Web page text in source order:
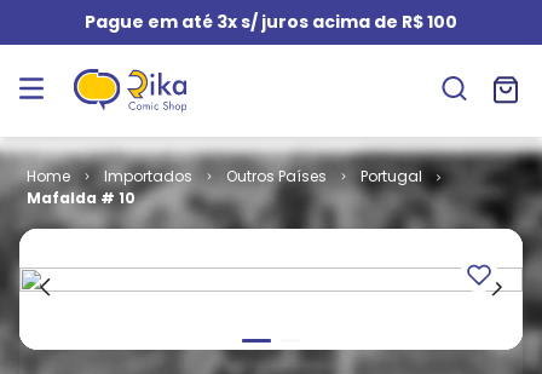
Pague em até 3x s/ juros acima de R$ 100
Importados Outros Países
Portugal
Mafalda # 10